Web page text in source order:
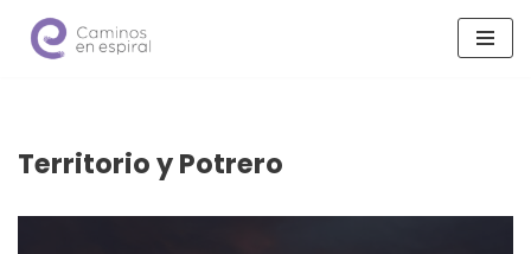
Saltar
Territorio y Potrero